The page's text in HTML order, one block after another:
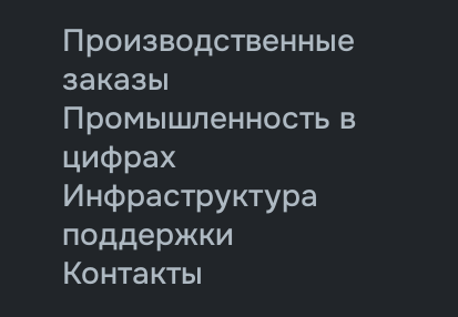
Производственные
заказы
Промышленность в
цифрах
Инфраструктура
поддержки
Контакты